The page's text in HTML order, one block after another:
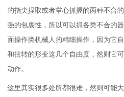
的指尖捏取或者掌心抓握的两种不合
强的包裹性，所以可以抓各类不合的
面操作类机械人的精细操作，因为它
和扭转的形变这几个自由度，然则它
动作。
这里其实很多处所都很难，然则可能